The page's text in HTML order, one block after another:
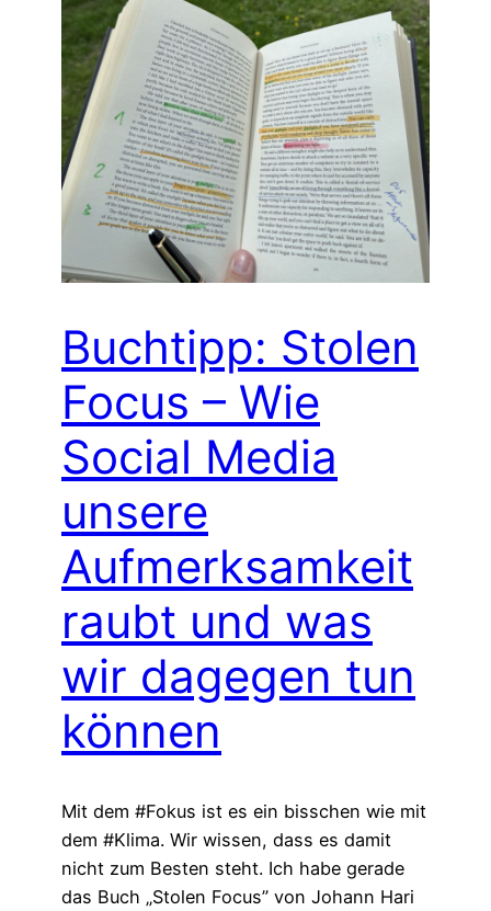
Buchtipp: Stolen
Focus – Wie
Social Media
unsere
Aufmerksamkeit
raubt und was
wir dagegen tun
können
Mit dem #Fokus ist es ein bisschen wie mit
dem #Klima. Wir wissen, dass es damit
nicht zum Besten steht. Ich habe gerade
das Buch „Stolen Focus” von Johann Hari